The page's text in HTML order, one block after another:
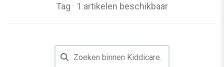
Tag · 1 artikelen beschikbaar